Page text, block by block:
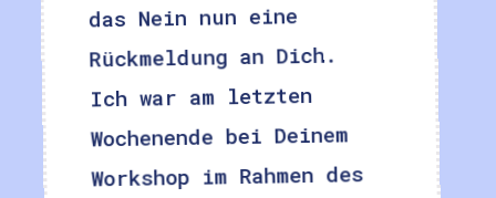
das Nein nun eine
Rückmeldung an Dich.
Ich war am letzten
Wochenende bei Deinem
Workshop im Rahmen des